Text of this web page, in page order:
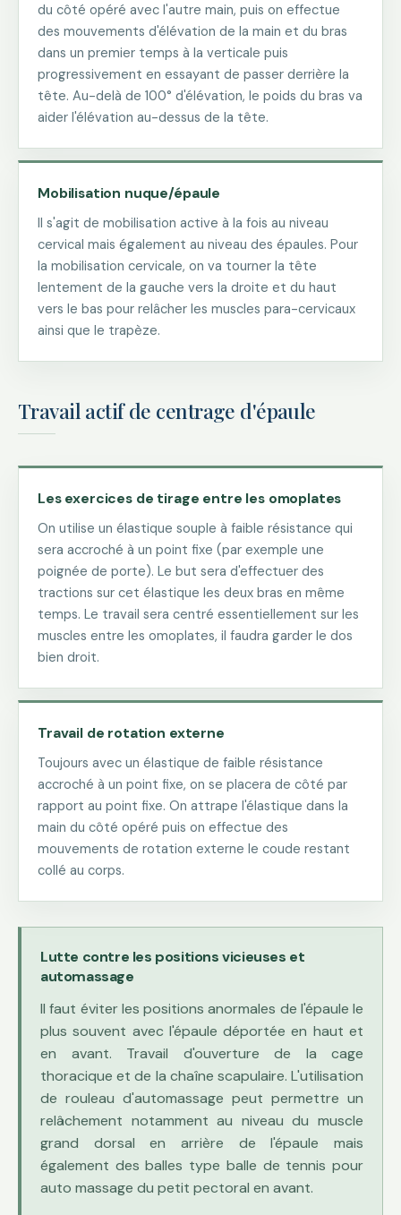
du côté opéré avec l'autre main, puis on effectue
des mouvements d'élévation de la main et du bras
dans un premier temps à la verticale puis
progressivement en essayant de passer derrière la
tête. Au-delà de 100° d'élévation, le poids du bras va
aider l'élévation au-dessus de la tête.
Mobilisation nuque/épaule
Il s'agit de mobilisation active à la fois au niveau
cervical mais également au niveau des épaules. Pour
la mobilisation cervicale, on va tourner la tête
lentement de la gauche vers la droite et du haut
vers le bas pour relâcher les muscles para-cervicaux
ainsi que le trapèze.
Travail actif de centrage d'épaule
Les exercices de tirage entre les omoplates
On utilise un élastique souple à faible résistance qui
sera accroché à un point fixe (par exemple une
poignée de porte). Le but sera d'effectuer des
tractions sur cet élastique les deux bras en même
temps. Le travail sera centré essentiellement sur les
muscles entre les omoplates, il faudra garder le dos
bien droit.
Travail de rotation externe
Toujours avec un élastique de faible résistance
accroché à un point fixe, on se placera de côté par
rapport au point fixe. On attrape l'élastique dans la
main du côté opéré puis on effectue des
mouvements de rotation externe le coude restant
collé au corps.
Lutte contre les positions vicieuses et
automassage
Il faut éviter les positions anormales de l'épaule le
plus souvent avec l'épaule déportée en haut et
en avant. Travail d'ouverture de la cage
thoracique et de la chaîne scapulaire. L'utilisation
de rouleau d'automassage peut permettre un
relâchement notamment au niveau du muscle
grand dorsal en arrière de l'épaule mais
également des balles type balle de tennis pour
auto massage du petit pectoral en avant.